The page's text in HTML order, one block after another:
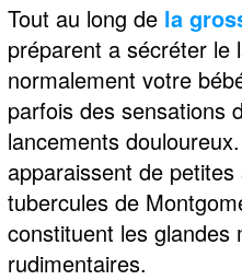
Tout au long de la
préparent a sécréter le
normalement votre
parfois des sensations
lancements
apparaissent de
tubercules de
constituent les glandes
rudimentaires.